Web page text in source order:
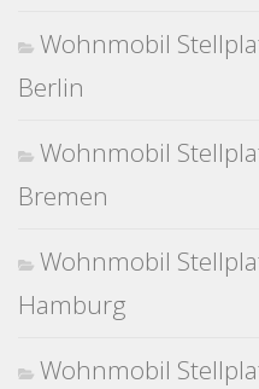
Wohnmobil
Berlin
Wohnmobil
Bremen
Wohnmobil
Hamburg
Wohnmobil